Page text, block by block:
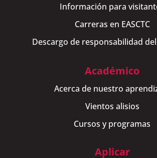
Información para
Carreras en EASCTC
Descargo de responsabilidad
Académico
Acerca de nuestro
Vientos alisios
Cursos y programas
Aplicar